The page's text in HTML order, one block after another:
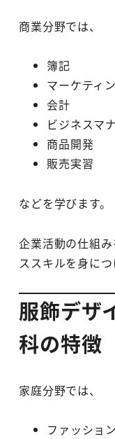
商業分野では、
簿記
マーケティ
会計
ビジネスマ
商品開発
販売実習
などを学びます。
企業活動の仕組
ススキルを身につ
服飾デザ
科の特徴
家庭分野では、
ファッショ